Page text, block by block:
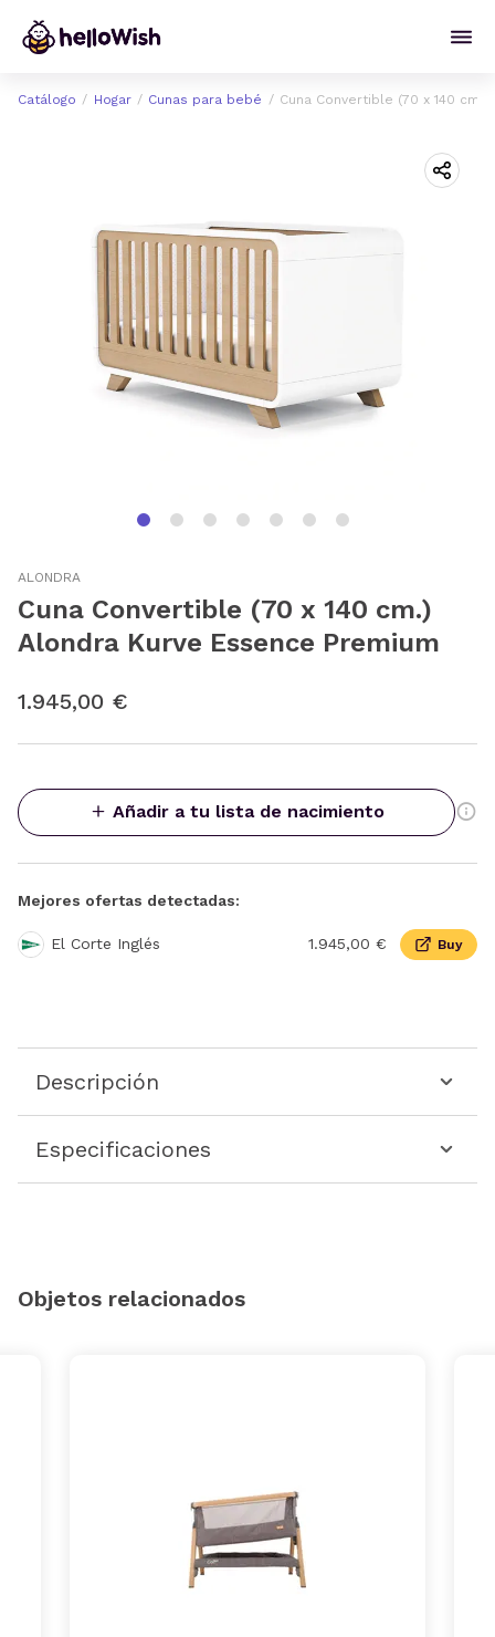
Catálogo Hogar Cunas para bebé Cuna Convertible (70 x 140
ALONDRA
Cuna Convertible (70 x 140 cm.)
Alondra Kurve Essence Premium
1.945,00 €
Añadir a tu lista de nacimiento
Mejores ofertas detectadas:
El Corte Inglés 1.945,00 € Buy
Descripción
Especificaciones
Objetos relacionados